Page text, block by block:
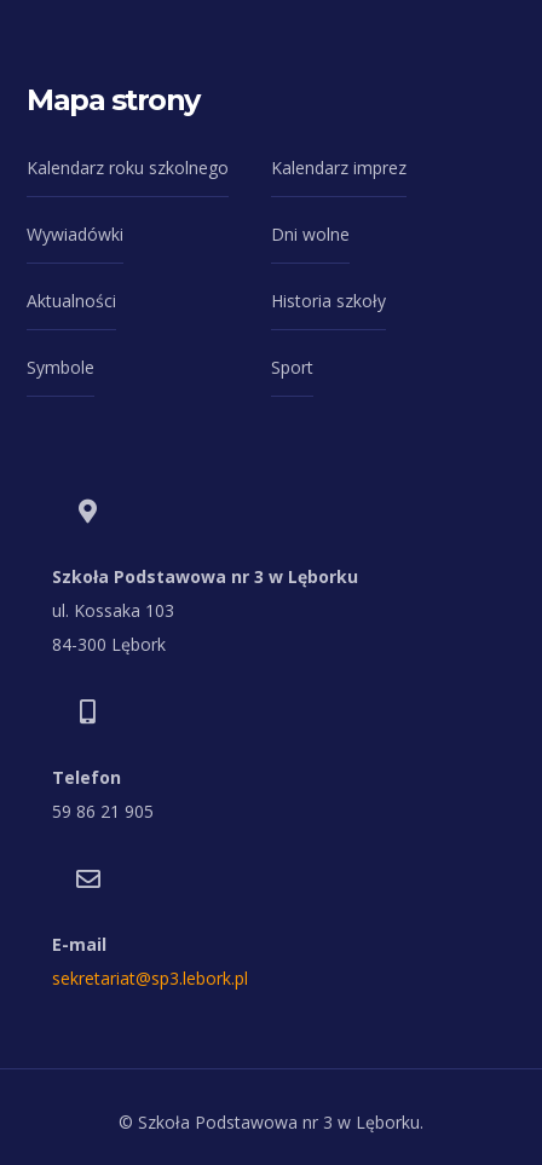
Mapa strony
Kalendarz roku szkolnego Kalendarz imprez
Wywiadówki Dni wolne
Aktualności Historia szkoły
Symbole Sport
Szkoła Podstawowa nr 3 w Lęborku
ul. Kossaka 103
84-300 Lębork
Telefon
59 86 21 905
E-mail
sekretariat@sp3.lebork.pl
© Szkoła Podstawowa nr 3 w Lęborku.